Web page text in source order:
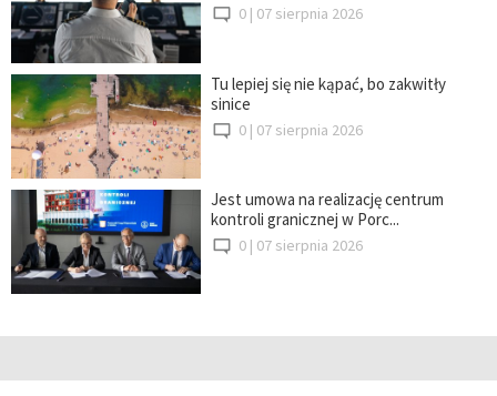
0 | 07 sierpnia 2026
Tu lepiej się nie kąpać, bo zakwitły
sinice
0 | 07 sierpnia 2026
Jest umowa na realizację centrum
kontroli granicznej w Porc...
0 | 07 sierpnia 2026